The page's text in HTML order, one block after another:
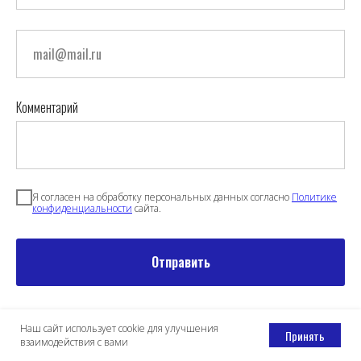
Наш сайт использует cookie для улучшения
взаимодействия с вами
Принять
Комментарий
Я согласен на обработку персональных данных согласно Политике
конфиденциальности сайта.
Отправить